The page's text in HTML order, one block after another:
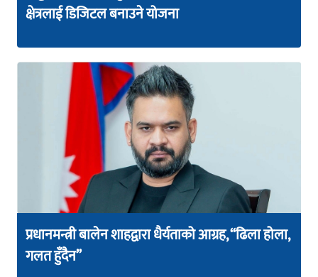
क्षेत्रलाई डिजिटल बनाउने योजना
प्रधानमन्त्री बालेन शाहद्वारा धैर्यताको आग्रह, “ढिला होला,
गलत हुँदैन”